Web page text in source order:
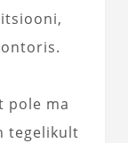
pole ma
tegelikult